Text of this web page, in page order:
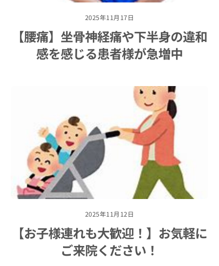
2025年11月17日
【腰痛】坐骨神経痛や下半身の違和
感を感じる患者様が急増中
2025年11月12日
【お子様連れも大歓迎！】お気軽に
ご来院ください！